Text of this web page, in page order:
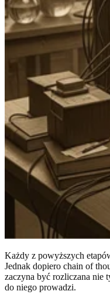
Każdy z powyższych
Jednak dopiero chain of
zaczyna być rozliczana nie
do niego prowadzi.